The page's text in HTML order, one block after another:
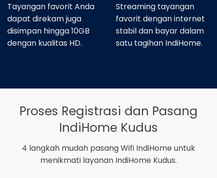
Tayangan favorit Anda
dapat direkam juga
disimpan hingga 10GB
dengan kualitas HD.
Streaming tayangan
favorit dengan internet
stabil dan bayar dalam
satu tagihan IndiHome.
Proses Registrasi dan Pasang
IndiHome Kudus
4 langkah mudah pasang Wifi IndiHome untuk
menikmati layanan IndiHome Kudus.